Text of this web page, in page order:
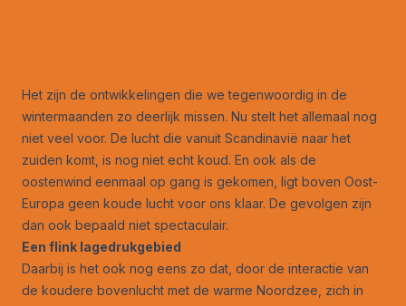
Het zijn de ontwikkelingen die we tegenwoordig in de
wintermaanden zo deerlijk missen. Nu stelt het allemaal nog
niet veel voor. De lucht die vanuit Scandinavië naar het
zuiden komt, is nog niet echt koud. En ook als de
oostenwind eenmaal op gang is gekomen, ligt boven Oost-
Europa geen koude lucht voor ons klaar. De gevolgen zijn
dan ook bepaald niet spectaculair.
Een flink lagedrukgebied
Daarbij is het ook nog eens zo dat, door de interactie van
de koudere bovenlucht met de warme Noordzee, zich in